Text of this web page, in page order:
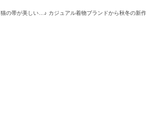
猫の帯が美しい…♪ カジュアル着物ブランドから秋冬の新